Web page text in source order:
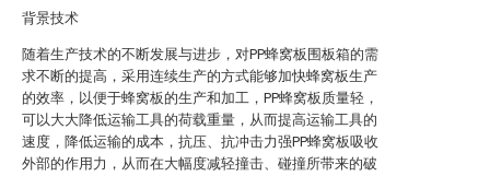
背景技术
随着生产技术的不断发展与进步，对PP蜂窝板围板箱的需
求不断的提高，采用连续生产的方式能够加快蜂窝板生产
的效率，以便于蜂窝板的生产和加工，PP蜂窝板质量轻，
可以大大降低运输工具的荷载重量，从而提高运输工具的
速度，降低运输的成本，抗压、抗冲击力强PP蜂窝板吸收
外部的作用力，从而在大幅度减轻撞击、碰撞所带来的破